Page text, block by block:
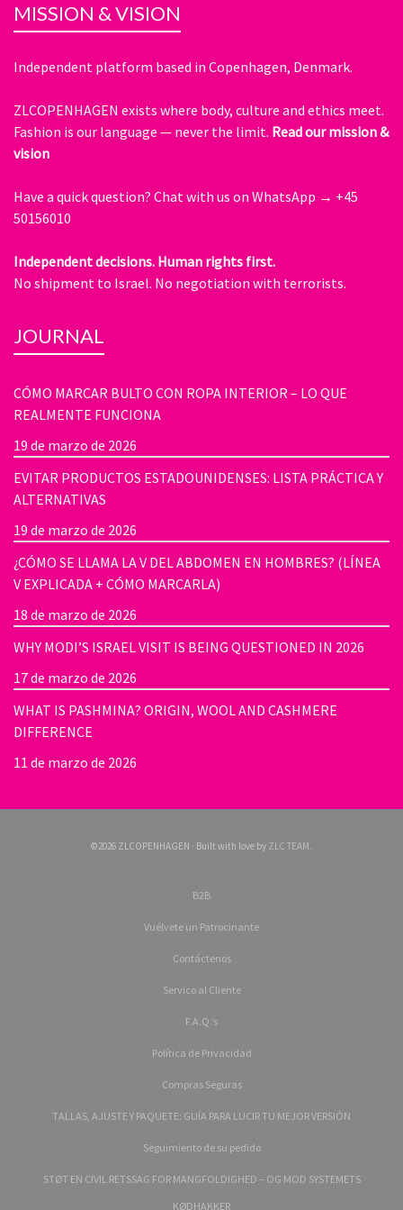
MISSION & VISION
Independent platform based in Copenhagen, Denmark.
ZLCOPENHAGEN exists where body, culture and ethics meet.
Fashion is our language — never the limit. Read our mission &
vision
Have a quick question? Chat with us on WhatsApp → +45
50156010
Independent decisions. Human rights first.
No shipment to Israel. No negotiation with terrorists.
JOURNAL
CÓMO MARCAR BULTO CON ROPA INTERIOR – LO QUE
REALMENTE FUNCIONA
19 de marzo de 2026
EVITAR PRODUCTOS ESTADOUNIDENSES: LISTA PRÁCTICA Y
ALTERNATIVAS
19 de marzo de 2026
¿CÓMO SE LLAMA LA V DEL ABDOMEN EN HOMBRES? (LÍNEA
V EXPLICADA + CÓMO MARCARLA)
18 de marzo de 2026
WHY MODI’S ISRAEL VISIT IS BEING QUESTIONED IN 2026
17 de marzo de 2026
WHAT IS PASHMINA? ORIGIN, WOOL AND CASHMERE
DIFFERENCE
11 de marzo de 2026
©2026 ZLCOPENHAGEN · Built with love by ZLC TEAM.
B2B
Vuélvete un Patrocinante
Contáctenos
Servico al Cliente
F.A.Q.’s
Política de Privacidad
Compras Seguras
TALLAS, AJUSTE Y PAQUETE: GUÍA PARA LUCIR TU MEJOR VERSIÓN
Seguimiento de su pedido
STØT EN CIVIL RETSSAG FOR MANGFOLDIGHED – OG MOD SYSTEMETS
KØDHAKKER